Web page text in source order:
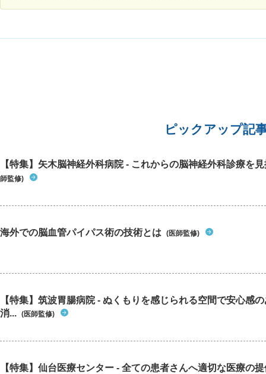
ピックアップ記
【特集】矢木脳神経外科病院 - これからの脳神経外科診療を
師監修)
海外での脳血管パイパス術の技術とは (医師監修)
【特集】筑波胃腸病院 - ぬくもりを感じられる空間で安心感
消... (医師監修)
【特集】仙台医療センター - 全ての患者さんへ適切な医療の